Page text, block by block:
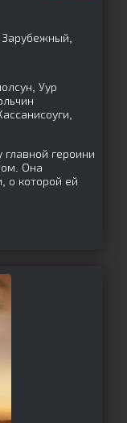
Уур
героини
Она
о которой ей